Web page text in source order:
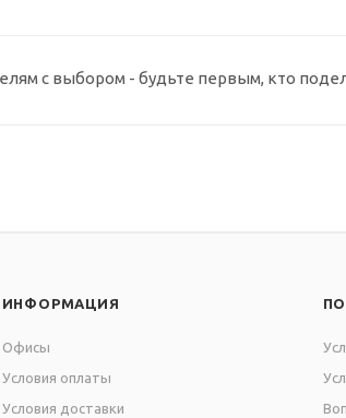
с выбором - будьте первым, кто
ИНФОРМАЦИЯ
Офисы
Условия оплаты
Условия доставки